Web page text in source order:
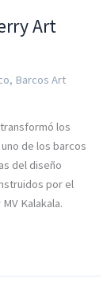
Art
, Barcos Art
los
de los barcos
del diseño
por el
Kalakala.